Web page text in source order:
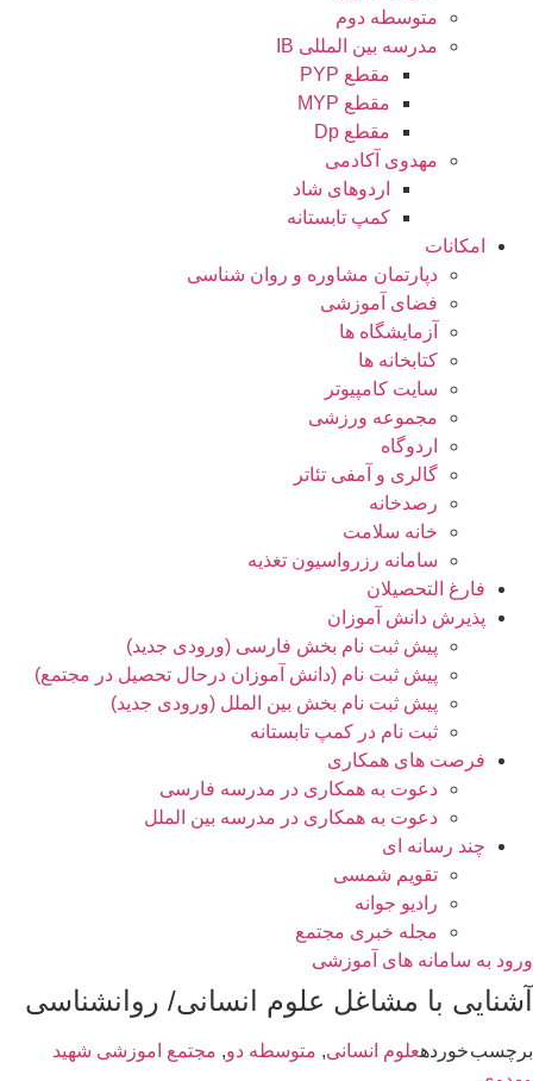
متوسطه دوم
مدرسه بین المللی IB
مقطع PYP
مقطع MYP
مقطع Dp
مهدوی آکادمی
اردوهای شاد
کمپ تابستانه
دپارتمان مشاوره و روان شناسی
فضای آموزشی
آزمایشگاه ها
کتابخانه ها
سایت کامپیوتر
مجموعه ورزشی
اردوگاه
گالری و آمفی تئاتر
رصدخانه
خانه سلامت
سامانه رزرواسیون تغذیه
التحصیلان
دانش آموزان
پیش ثبت نام بخش فارسی (ورودی جدید)
پیش ثبت نام (دانش آموزان درحال تحصیل در مجتمع)
پیش ثبت نام بخش بین الملل (ورودی جدید)
ثبت نام در کمپ تابستانه
های همکاری
دعوت به همکاری در مدرسه فارسی
دعوت به همکاری در مدرسه بین الملل
رسانه ای
تقویم شمسی
رادیو جوانه
مجله خبری مجتمع
های آموزشی
با مشاغل علوم انسانی/ روانشناسی
علوم انسانی, متوسطه دو,مجتمع اموزشی شهید